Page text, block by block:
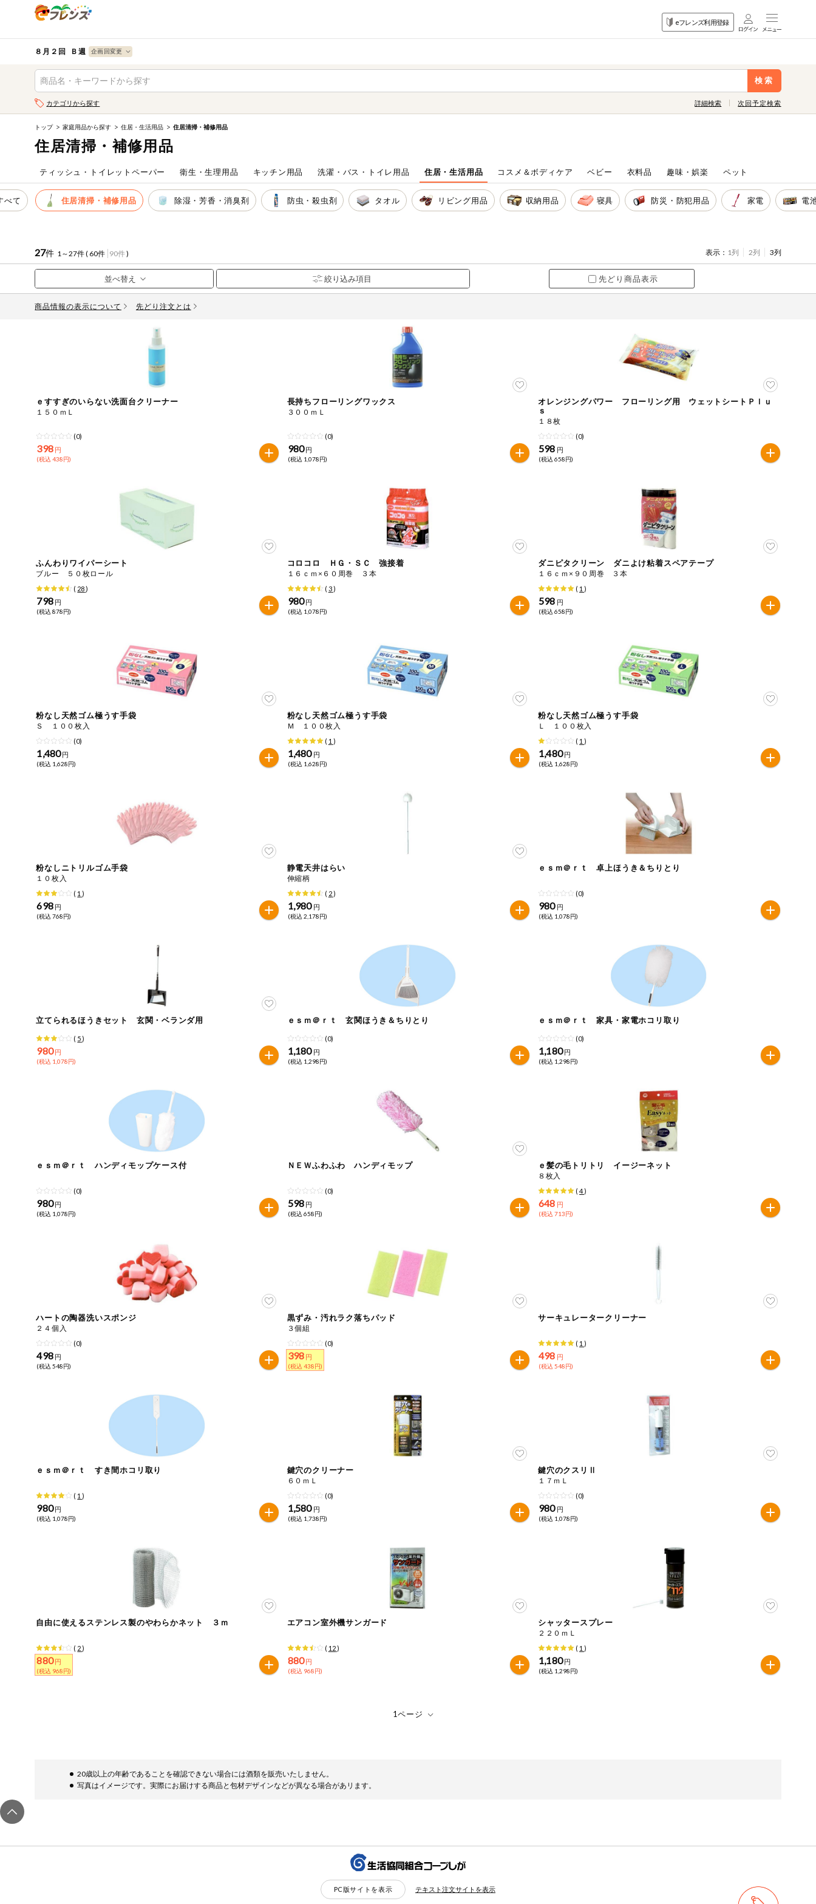
eフレンズ利用登録
ログイン
生協加入はこちら
登録から開始まで
注文番号注文
お気に入り注文
注文履歴注文
食品から探す
毎週自動お届け商品
毎週自動お届け商品を確認する
いつでも注文（毎週企画）
コープしがのサービス
コープしがの情報サイト
PC版サイトを表示
テキスト注文サイトを表示
８月２回 Ｂ週
検索
果物
肉・ハム・ソ
ーセージ
魚介・加工品
米・雑穀など
パン・ジャム
豆腐・納豆・
こんにゃく
乾物・粉類
おやつ
飲料
衛生・生理用
キッチン用品
コスメ＆ボデ
ィケア
ベビー
先着限定企画
スマート・ワ
よりどりでお
トク
かんたん調理
ベビー・キッ
ズ関連
健康志向食品
果物すべて
カテゴリから探す 詳細検索
検索条件を指定してください。全項目に条件を指定しなくても検索できます。
キーワード
キーワードをすべて含む
いずれかのキーワードを含む
メーカー名
カテゴリ
特定原材料と特定原材料に準ずるものが含まれていない商品を検索できます。
小麦 落花生
あわび カシューナッツ ごま
大豆 マカダミアナッツ もも りんご
アレルゲン情報は、商品企画時の情報のため、ご使用前には必ず商品パッケージの表示をご確認ください。
特定原材料に準ずるものは、お取引先から情報提供のあった範囲でのお知らせです。
次回予定検索
トップ 家庭用品から探す 住居・生活用品 住居清掃・補修用品
住居清掃・補修用品
ティッシュ・トイレットペーパー 衛生・生理用品 キッチン用品 洗濯・バス・トイレ用品 住居・生活用品 コスメ＆ボディケア ベビー 衣料品 趣味・娯楽 ペット
べて 住居清掃・補修用品 除湿・芳香・消臭剤 防虫・殺虫剤 タオル リビング用品 収納用品 寝具 防災・防犯用品 家電 電
27件 1～27件 ( 60件 90件) 表示： 1列 2列 3列
先どり商品表示
商品情報の表示について 先どり注文とは
ｅすすぎのいらない洗面台クリーナー
１５０ｍＬ
(0)
398 円
(税込 438円)
長持ちフローリングワックス
３００ｍＬ
(0)
980 円
(税込 1,078円)
オレンジングパワー フローリング用 ウェットシートＰｌｕ
ｓ
１８枚
(0)
598 円
(税込 658円)
ふんわりワイパーシート
ブルー ５０枚ロール
( 28)
798 円
(税込 878円)
コロコロ ＨＧ・ＳＣ 強接着
１６ｃｍ×６０周巻 ３本
( 3)
980 円
(税込 1,078円)
ダニピタクリーン ダニよけ粘着スペアテープ
１６ｃｍ×９０周巻 ３本
( 1 )
598 円
(税込 658円)
粉なし天然ゴム極うす手袋
Ｓ １００枚入
(0)
1,480 円
(税込 1,628円)
粉なし天然ゴム極うす手袋
Ｍ １００枚入
( 1 )
1,480 円
(税込 1,628円)
粉なし天然ゴム極うす手袋
Ｌ １００枚入
( 1 )
1,480 円
(税込 1,628円)
粉なしニトリルゴム手袋
１０枚入
( 1 )
698 円
(税込 768円)
静電天井はらい
伸縮柄
( 2)
1,980 円
(税込 2,178円)
ｅｓｍ＠ｒｔ 卓上ほうき＆ちりとり
(0)
980 円
(税込 1,078円)
立てられるほうきセット 玄関・ベランダ用
( 5)
980 円
(税込 1,078円)
ｅｓｍ＠ｒｔ 玄関ほうき＆ちりとり
(0)
1,180 円
(税込 1,298円)
ｅｓｍ＠ｒｔ 家具・家電ホコリ取り
(0)
1,180 円
(税込 1,298円)
ｅｓｍ＠ｒｔ ハンディモップケース付
(0)
980 円
(税込 1,078円)
ＮＥＷふわふわ ハンディモップ
(0)
598 円
(税込 658円)
ｅ髪の毛トリトリ イージーネット
８枚入
(4)
648 円
(税込 713円)
ハートの陶器洗いスポンジ
２４個入
(0)
498 円
(税込 548円)
黒ずみ・汚れラク落ちパッド
３個組
(0)
398 円
(税込 438円)
サーキュレータークリーナー
( 1 )
498 円
(税込 548円)
ｅｓｍ＠ｒｔ すき間ホコリ取り
( 1 )
980 円
(税込 1,078円)
鍵穴のクリーナー
６０ｍＬ
(0)
1,580 円
(税込 1,738円)
鍵穴のクスリⅡ
１７ｍＬ
(0)
980 円
(税込 1,078円)
自由に使えるステンレス製のやわらかネット ３ｍ
( 2)
880 円
(税込 968円)
エアコン室外機サンガード
( 12)
880 円
(税込 968円)
シャッタースプレー
２２０ｍＬ
( 1 )
1,180 円
(税込 1,298円)
20歳以上の年齢であることを確認できない場合には酒類を販売いたしません。
写真はイメージです。実際にお届けする商品と包材デザインなどが異なる場合があリます。
PC版サイトを表示 テキスト注文サイトを表示